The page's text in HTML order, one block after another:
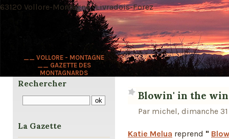
__ VOLLORE - MONTAGNE
__ GAZETTE DES
MONTAGNARDS
63120 Vollore-Montagne · Livradois-Forez
Blowin' in the
Par michel, dimanche
Katie Melua reprend "
Rechercher
La Gazette